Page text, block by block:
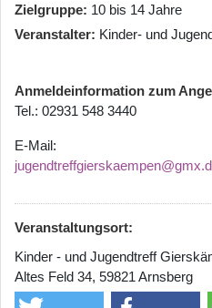
Zielgruppe 10 bis 14 Jahre
Veranstalter Kinder- und
Anmeldeinformation zum
Tel.: 02931 548 3440
E-Mail:
Veranstaltungsort:
Kinder - und Jugendtreff
Altes Feld 34, 59821 Arnsberg